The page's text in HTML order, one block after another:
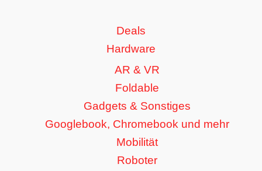
Deals
Hardware
AR & VR
Foldable
Gadgets & Sonstiges
Googlebook, Chromebook und mehr
Mobilität
Roboter